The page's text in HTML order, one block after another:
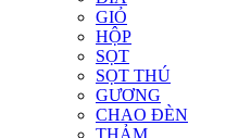
GIỎ
HỘP
SỌT
SỌT THÚ
GƯƠNG
CHAO ĐÈN
THẢM